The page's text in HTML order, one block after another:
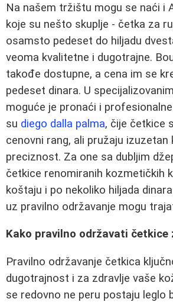
Na našem tržištu mogu se naći i
koje su nešto skuplje - četka za
osamsto pedeset do hiljadu
veoma kvalitetne i dugotrajne.
takođe dostupne, a cena im se
pedeset dinara. U
moguće je pronaći i
su diego dalla palma, čije četkice
cenovni rang, ali pružaju izuzetan
preciznost. Za one sa dubljim
četkice renomiranih kozmetičkih
koštaju i po nekoliko hiljada
uz pravilno održavanje mogu
Kako pravilno održavati četkice
Pravilno održavanje četkica
dugotrajnost i za zdravlje vaše
se redovno ne peru postaju leglo